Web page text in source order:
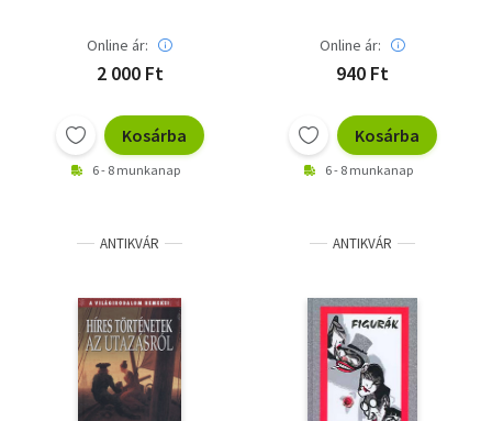
Online ár:
2 000 Ft
Kosárba
6 - 8 munkanap
Online ár:
940 Ft
Kosárba
6 - 8 munkanap
ANTIKVÁR ANTIKVÁR